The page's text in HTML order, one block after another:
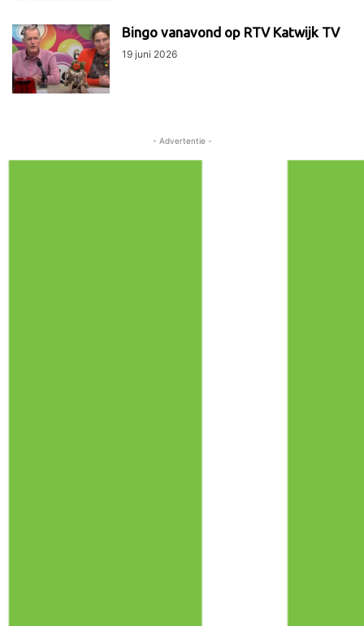
Bingo vanavond op RTV Katwijk TV
19 juni 2026
- Advertentie -